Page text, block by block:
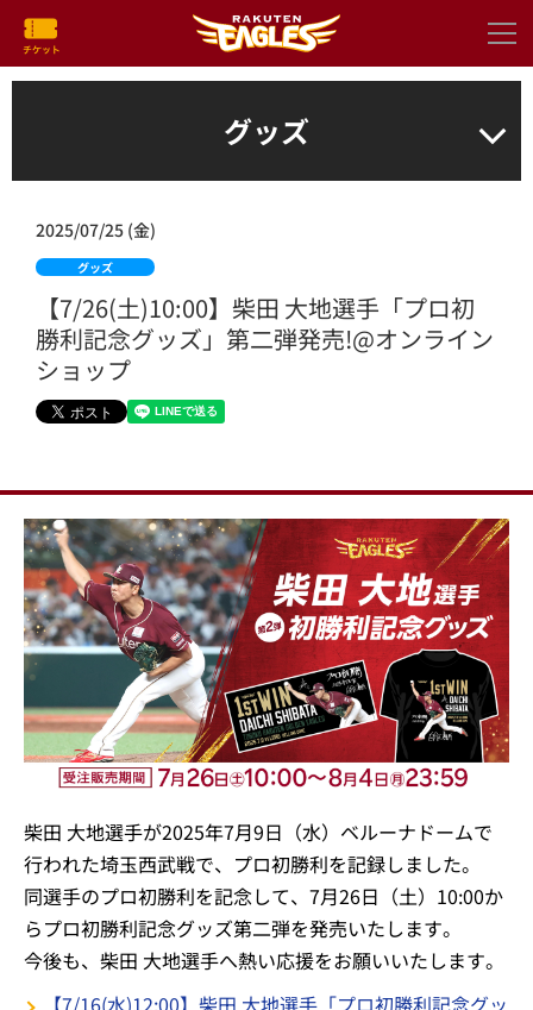
グッズ
2025/07/25 (金)
グッズ
【7/26(土)10:00】柴田 大地選手「プロ初
勝利記念グッズ」第二弾発売!@オンライン
ショップ
柴田 大地選手が2025年7月9日（水）ベルーナドームで
行われた埼玉西武戦で、プロ初勝利を記録しました。
同選手のプロ初勝利を記念して、7月26日（土）10:00か
らプロ初勝利記念グッズ第二弾を発売いたします。
今後も、柴田 大地選手へ熱い応援をお願いいたします。
【7/16(水)12:00】柴田 大地選手「プロ初勝利記念グッ